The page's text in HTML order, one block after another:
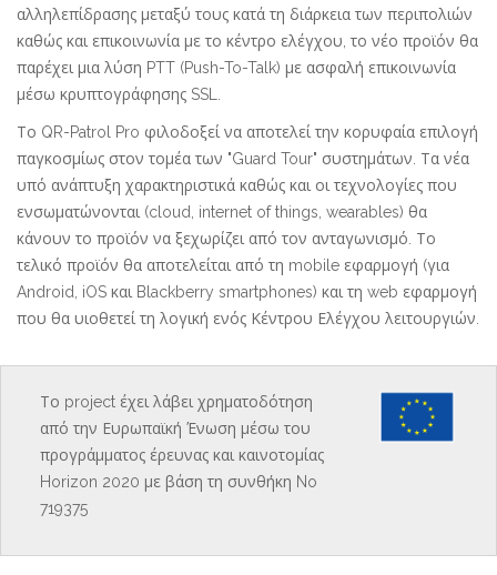
αλληλεπίδρασης μεταξύ τους κατά τη διάρκεια των περιπολιών
καθώς και επικοινωνία με το κέντρο ελέγχου, το νέο προϊόν θα
παρέχει μια λύση PTT (Push-To-Talk) με ασφαλή επικοινωνία
μέσω κρυπτογράφησης SSL.
Το QR-Patrol Pro φιλοδοξεί να αποτελεί την κορυφαία επιλογή
παγκοσμίως στον τομέα των "Guard Tour" συστημάτων. Τα νέα
υπό ανάπτυξη χαρακτηριστικά καθώς και οι τεχνολογίες που
ενσωματώνονται (cloud, internet of things, wearables) θα
κάνουν το προϊόν να ξεχωρίζει από τον ανταγωνισμό. Το
τελικό προϊόν θα αποτελείται από τη mobile εφαρμογή (για
Android, iOS και Blackberry smartphones) και τη web εφαρμογή
που θα υιοθετεί τη λογική ενός Κέντρου Ελέγχου λειτουργιών.
Το project έχει λάβει χρηματοδότηση
από την Ευρωπαϊκή Ένωση μέσω του
προγράμματος έρευνας και καινοτομίας
Horizon 2020 με βάση τη συνθήκη No
719375